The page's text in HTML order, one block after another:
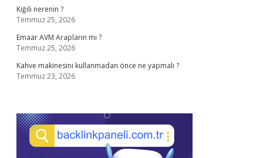
Kiğili nerenin ?
Temmuz 25, 2026
Emaar AVM Arapların mı ?
Temmuz 25, 2026
Kahve makinesini kullanmadan önce ne yapmalı ?
Temmuz 23, 2026